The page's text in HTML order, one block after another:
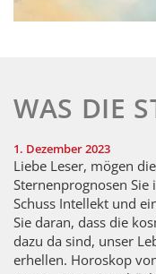
WAS DIE
1. Dezember 2023
Liebe Leser, mögen
Sternenprognosen
Schuss Intellekt und
Sie daran, dass die
dazu da sind, unser
erhellen. Horoskop